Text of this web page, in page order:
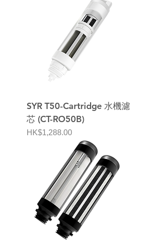
SYR T50-Cartridge 水機濾
芯 (CT-RO50B)
價格
HK$1,288.00